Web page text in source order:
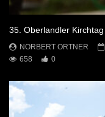
35. Oberlandler
NORBERT ORTNER
658
0